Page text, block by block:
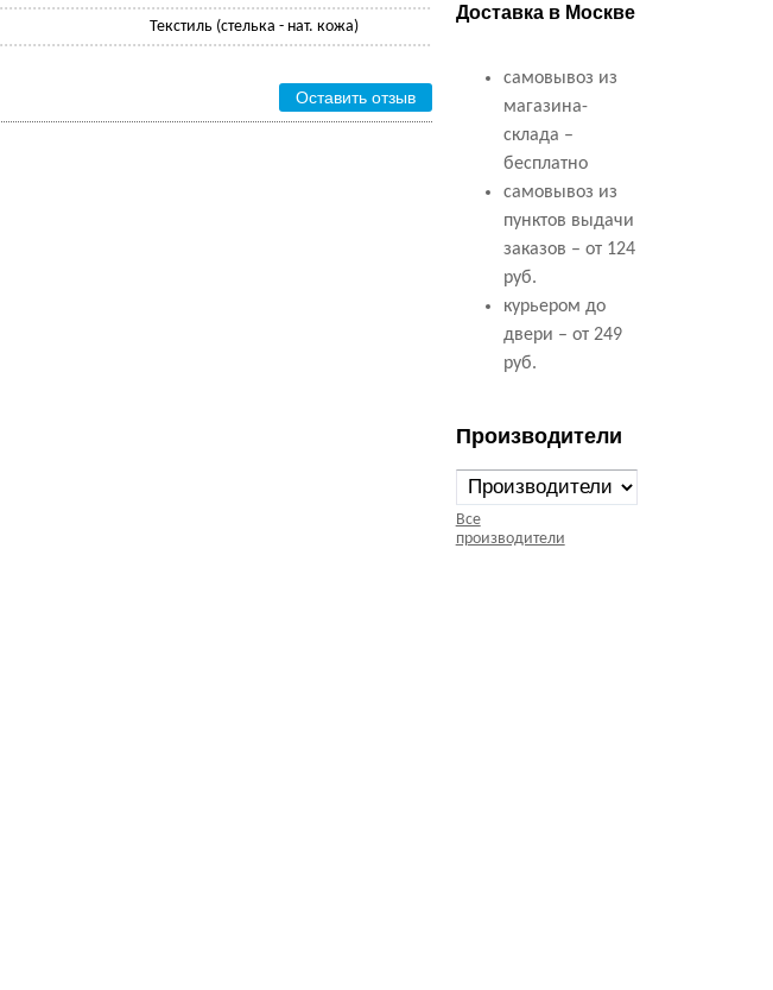
Текстиль (стелька - нат. кожа)
Оставить отзыв
Доставка в Москве
самовывоз из
магазина-
склада –
бесплатно
самовывоз из
пунктов выдачи
заказов – от 124
руб.
курьером до
двери – от 249
руб.
Производители
Все
производители